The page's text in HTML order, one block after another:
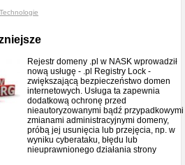
Technologie
Rejestr domeny .pl w NASK wprowadził
nową usługę - .pl Registry Lock -
zwiększającą bezpieczeństwo domen
internetowych. Usługa ta zapewnia
dodatkową ochronę przed
nieautoryzowanymi bądź przypadkowymi
zmianami administracyjnymi domeny,
próbą jej usunięcia lub przejęcia, np. w
wyniku cyberataku, błędu lub
nieuprawnionego działania strony